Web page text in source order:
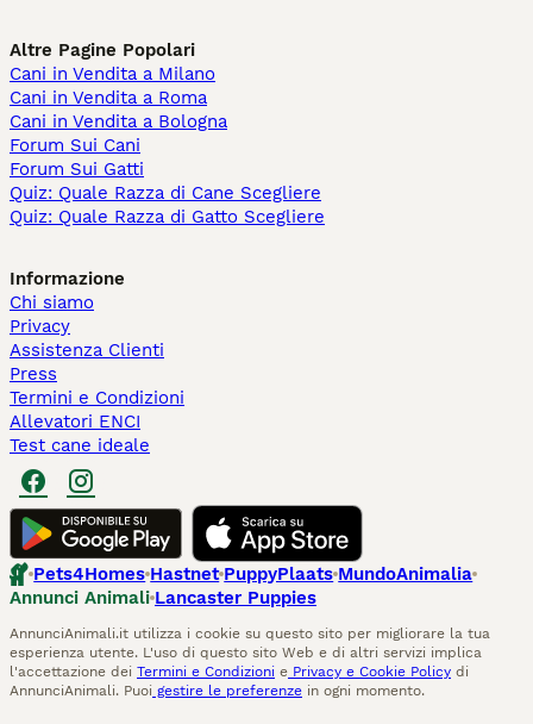
Altre Pagine Popolari
Cani in Vendita a Milano
Cani in Vendita a Roma
Cani in Vendita a Bologna
Forum Sui Cani
Forum Sui Gatti
Quiz: Quale Razza di Cane Scegliere
Quiz: Quale Razza di Gatto Scegliere
Informazione
Chi siamo
Privacy
Assistenza Clienti
Press
Termini e Condizioni
Allevatori ENCI
Test cane ideale
Pets4Homes Hastnet PuppyPlaats MundoAnimalia
Annunci Animali Lancaster Puppies
AnnunciAnimali.it utilizza i cookie su questo sito per migliorare la tua
esperienza utente. L'uso di questo sito Web e di altri servizi implica
l'accettazione dei Termini e Condizioni e Privacy e Cookie Policy di
AnnunciAnimali. Puoi gestire le preferenze in ogni momento.